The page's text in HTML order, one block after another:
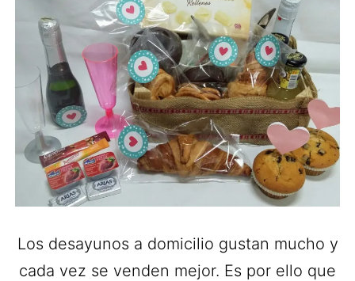
Los desayunos a domicilio gustan mucho y
cada vez se venden mejor. Es por ello que